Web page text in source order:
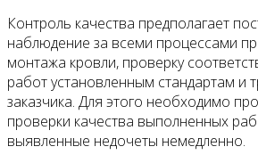
Контроль качества предполагает
наблюдение за всеми процессами
монтажа кровли, проверку
работ установленным стандартам и
заказчика. Для этого необходимо
проверки качества выполненных
выявленные недочеты немедленно.